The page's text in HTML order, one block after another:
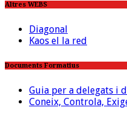
Altres WEBS
Diagonal
Kaos el la red
Documents Formatius
Guia per a delegats i
Coneix, Controla,